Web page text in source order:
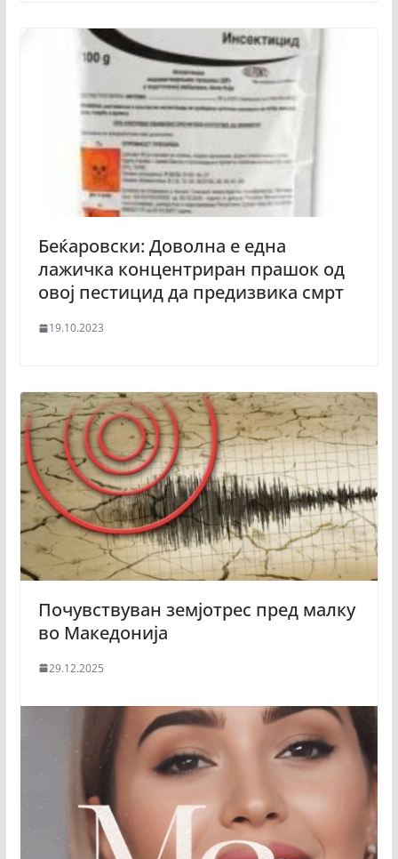
Беќаровски: Доволна е една
лажичка концентриран прашок од
овој пестицид да предизвика смрт
19.10.2023
Почувствуван земјотрес пред малку
во Македонија
29.12.2025